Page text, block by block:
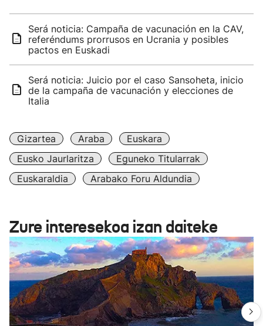
Será noticia: Campaña de vacunación en la CAV,
referéndums prorrusos en Ucrania y posibles
pactos en Euskadi
Será noticia: Juicio por el caso Sansoheta, inicio
de la campaña de vacunación y elecciones de
Italia
Gizartea Araba
Euskara
Eusko Jaurlaritza
Eguneko Titularrak
Euskaraldia
Arabako Foru Aldundia
Zure interesekoa izan daiteke